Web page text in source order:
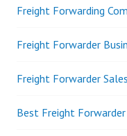
Freight Forwarding
Freight Forwarder
Freight Forwarder
Best Freight